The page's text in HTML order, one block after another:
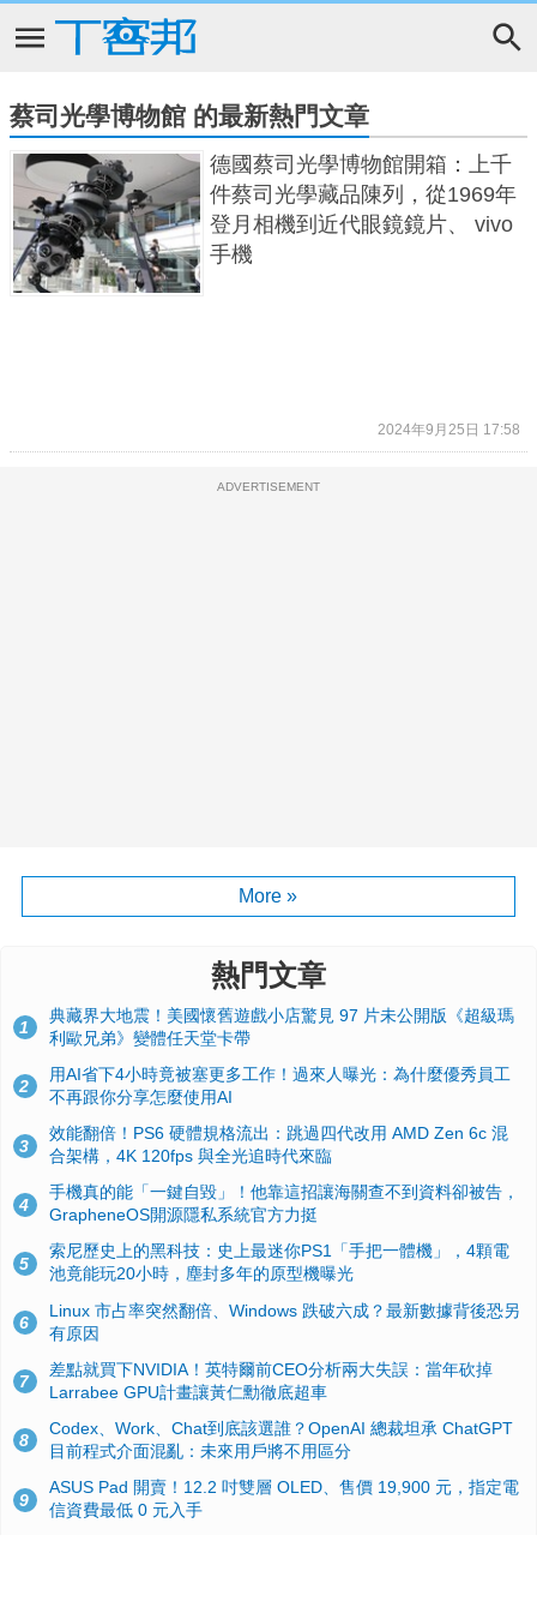
蔡司光學博物館 的最新熱門文章
德國蔡司光學博物館開箱：上千
件蔡司光學藏品陳列，從1969年
登月相機到近代眼鏡鏡片、 vivo
手機
2024年9月25日 17:58
ADVERTISEMENT
More »
熱門文章
1
典藏界大地震！美國懷舊遊戲小店驚見 97 片未公開版《超級瑪
利歐兄弟》變體任天堂卡帶
2
用AI省下4小時竟被塞更多工作！過來人曝光：為什麼優秀員工
不再跟你分享怎麼使用AI
3
效能翻倍！PS6 硬體規格流出：跳過四代改用 AMD Zen 6c 混
合架構，4K 120fps 與全光追時代來臨
4
手機真的能「一鍵自毀」！他靠這招讓海關查不到資料卻被告，
GrapheneOS開源隱私系統官方力挺
5
索尼歷史上的黑科技：史上最迷你PS1「手把一體機」，4顆電
池竟能玩20小時，塵封多年的原型機曝光
6
Linux 市占率突然翻倍、Windows 跌破六成？最新數據背後恐另
有原因
7
差點就買下NVIDIA！英特爾前CEO分析兩大失誤：當年砍掉
Larrabee GPU計畫讓黃仁勳徹底超車
8
Codex、Work、Chat到底該選誰？OpenAI 總裁坦承 ChatGPT
目前程式介面混亂：未來用戶將不用區分
9
ASUS Pad 開賣！12.2 吋雙層 OLED、售價 19,900 元，指定電
信資費最低 0 元入手